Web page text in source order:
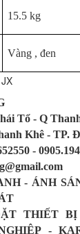
15.5 kg
Vàng , đen
Tổ - Q
Khê - TP.
-
- ÁNH
THIẾT
-